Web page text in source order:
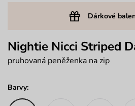
Dárkové
Nightie Nicci Striped
pruhovaná peněženka na zip
Barvy: